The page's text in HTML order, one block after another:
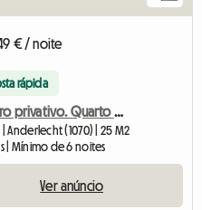
€ / noite
rápida
Banheiro privativo. Quarto encantador em uma bela casa.
Anderlecht (1070) | 25 M2
| Mínimo de 6 noites
Ver anúncio